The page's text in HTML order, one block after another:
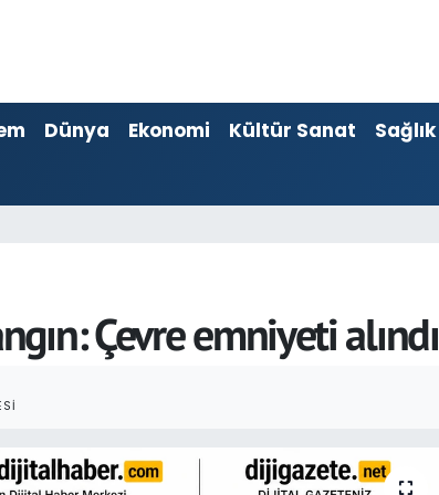
Dünya Ekonomi Kültür Sanat Sağlık
Çevre emniyeti alındı